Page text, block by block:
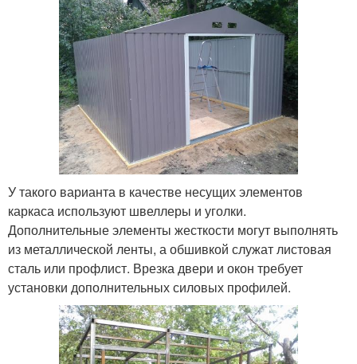
У такого варианта в качестве несущих элементов
каркаса используют швеллеры и уголки.
Дополнительные элементы жесткости могут выполнять
из металлической ленты, а обшивкой служат листовая
сталь или профлист. Врезка двери и окон требует
установки дополнительных силовых профилей.